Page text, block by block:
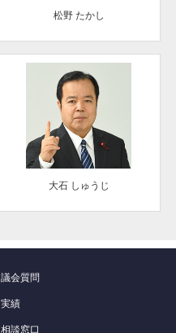
松野 たかし
大石 しゅうじ
議会質問
実績
相談窓口